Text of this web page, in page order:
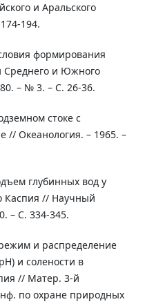
и Аральского
194.
формирования
Среднего и Южного
– № 3. – С. 26-36.
стоке с
// Океанология. – 1965. –
глубинных вод у
Каспия // Научный
– C. 334-345.
и распределение
и солености в
// Матер. 3-й
по охране природных